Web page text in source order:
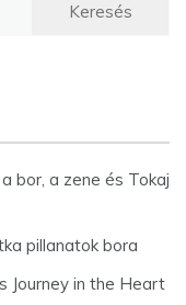
bor, a zene és Tokaj
pillanatok bora
Journey in the Heart